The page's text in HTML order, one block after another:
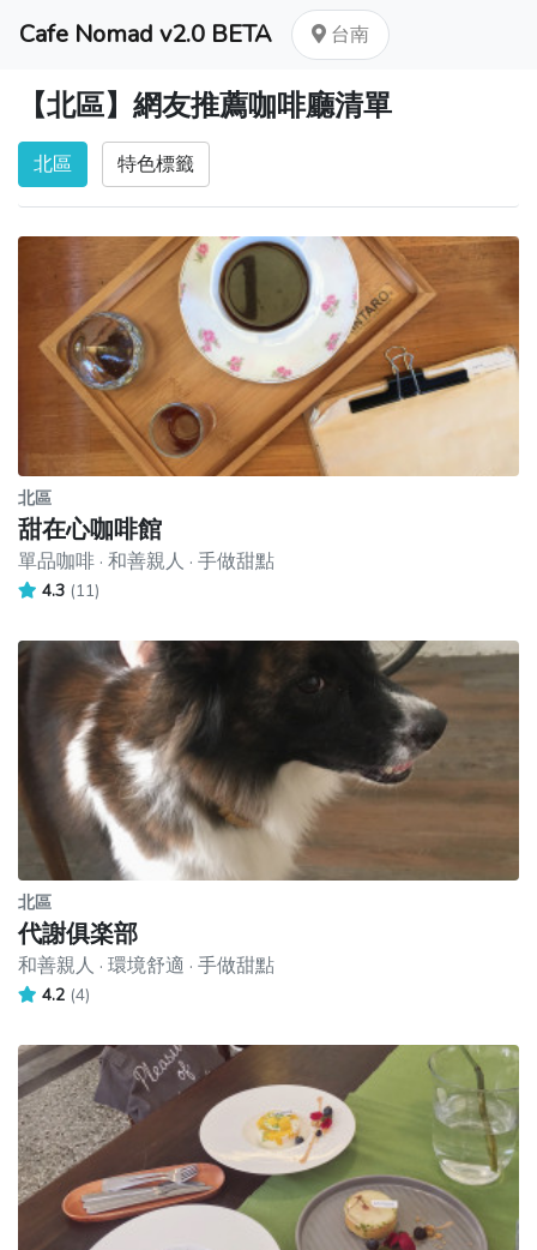
Cafe Nomad v2.0 BETA 台南
【北區】網友推薦咖啡廳清單
北區 特色標籤
北區
甜在心咖啡館
單品咖啡 · 和善親人 · 手做甜點
4.3 (11)
北區
代謝俱楽部
和善親人 · 環境舒適 · 手做甜點
4.2 (4)